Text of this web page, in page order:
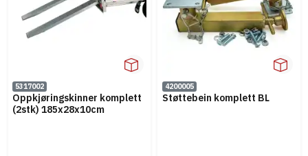
5317002
Oppkjøringskinner komplett
(2stk) 185x28x10cm
4200005
Støttebein komplett BL